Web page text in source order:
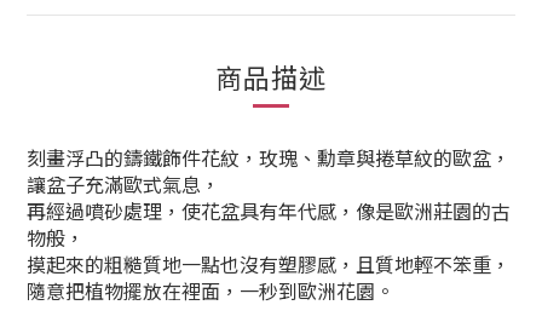
商品描述
刻畫浮凸的鑄鐵飾件花紋，玫瑰、勳章與捲草紋的歐盆，
讓盆子充滿歐式氣息，
再經過噴砂處理，使花盆具有年代感，像是歐洲莊園的古
物般，
摸起來的粗糙質地一點也沒有塑膠感，且質地輕不笨重，
隨意把植物擺放在裡面，一秒到歐洲花園。